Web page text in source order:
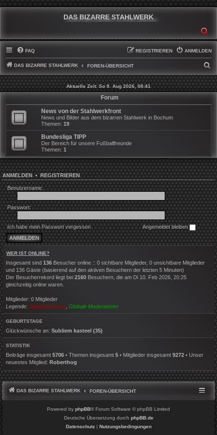
DAS BIZARRE STAHLWERK
FAQ ANMELDEN
REGISTRIEREN
DAS BIZARRE STAHLWERK FOREN-ÜBERSICHT
U
C
Aktuelle Zeit: So 9. Aug 2026, 08:41
Forum
News von der Stahlwerkfront
News und Bilder aus dem bizarren Stahlwerk in Bochum
Themen: 19
Bundesliga TIPP
Der Bereich für unsere Fußballfreunde
Themen: 1
ANMELDEN•REGISTRIEREN
Benutzername:
Passwort:
Ich habe mein Passwort vergessen Angemeldet bleiben
WER IST ONLINE?
Insgesamt sind 136 Besucher online :: 0 sichtbare Mitglieder, 0 unsichtbare Mitglieder
und 136 Gäste (basierend auf den aktiven Besuchern der letzten 5 Minuten)
Der Besucherrekord liegt bei 2160 Besuchern, die am Di 10. Feb 2026, 20:25
gleichzeitig online waren.
Mitglieder: 0 Mitglieder
Legende: Administratoren Globale Moderatoren
GEBURTSTAGE
Glückwünsche an: Subliem kasteel (35)
STATISTIK
Beiträge insgesamt 5706 • Themen insgesamt 5 • Mitglieder insgesamt 9272 • Unser
neuestes Mitglied: Roberthog
DAS BIZARRE STAHLWERK FOREN-ÜBERSICHT
Powered by phpBB® Forum Software © phpBB Limited
Deutsche Übersetzung durch phpBB.de
Datenschutz| Nutzungsbedingungen